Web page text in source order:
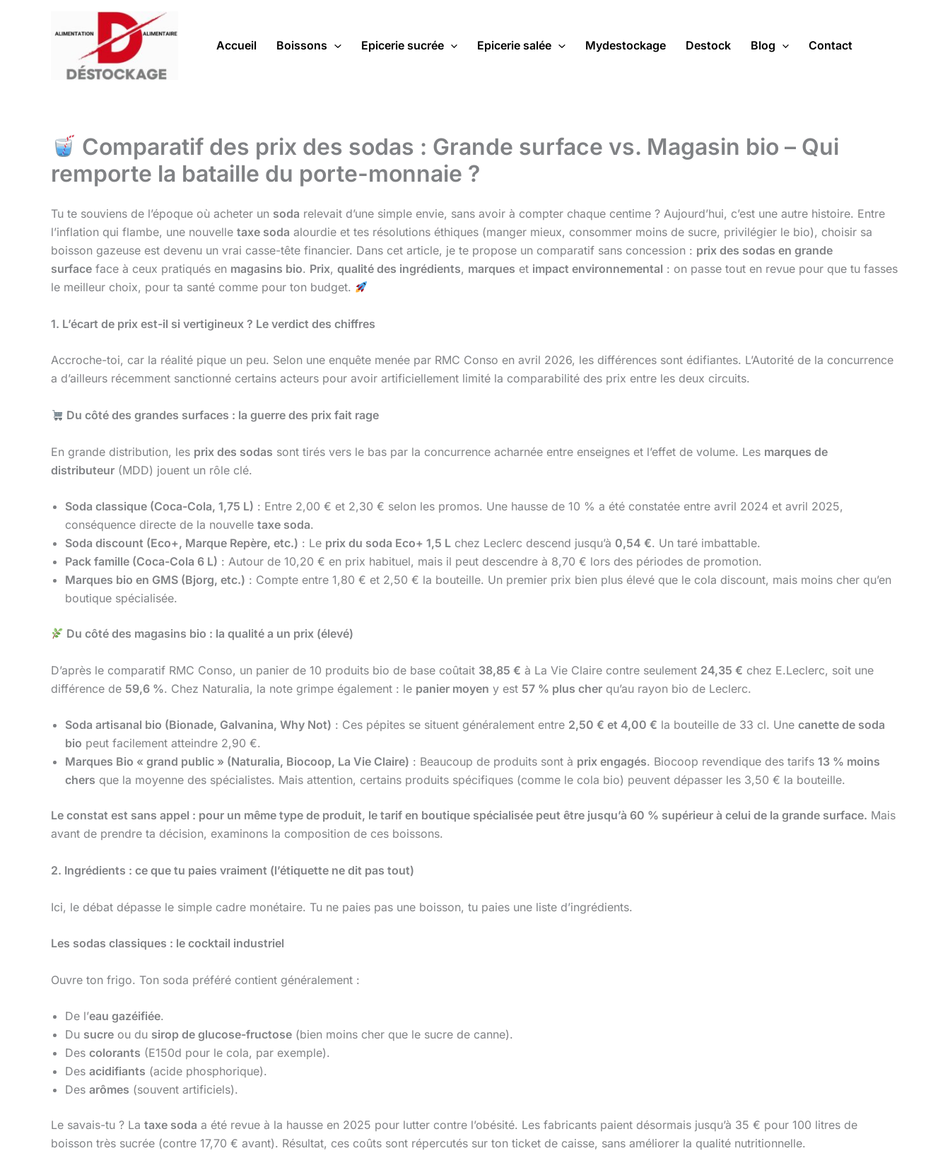
Accueil Boissons Epicerie sucrée Epicerie salée Mydestockage Destock Blog Contact
Comparatif des prix des sodas : Grande surface vs. Magasin bio – Qui
remporte la bataille du porte-monnaie ?
Tu te souviens de l’époque où acheter un soda relevait d’une simple envie, sans avoir à compter chaque centime ? Aujourd’hui, c’est une autre histoire. Entre
l’inflation qui flambe, une nouvelle taxe soda alourdie et tes résolutions éthiques (manger mieux, consommer moins de sucre, privilégier le bio), choisir sa
boisson gazeuse est devenu un vrai casse-tête financier. Dans cet article, je te propose un comparatif sans concession : prix des sodas en grande
surface face à ceux pratiqués en magasins bio. Prix, qualité des ingrédients, marques et impact environnemental : on passe tout en revue pour que tu fasses
le meilleur choix, pour ta santé comme pour ton budget.
1. L’écart de prix est-il si vertigineux ? Le verdict des chiffres
Accroche-toi, car la réalité pique un peu. Selon une enquête menée par RMC Conso en avril 2026, les différences sont édifiantes. L’Autorité de la concurrence
a d’ailleurs récemment sanctionné certains acteurs pour avoir artificiellement limité la comparabilité des prix entre les deux circuits.
Du côté des grandes surfaces : la guerre des prix fait rage
En grande distribution, les prix des sodas sont tirés vers le bas par la concurrence acharnée entre enseignes et l’effet de volume. Les marques de
distributeur (MDD) jouent un rôle clé.
Soda classique (Coca-Cola, 1,75 L) : Entre 2,00 € et 2,30 € selon les promos. Une hausse de 10 % a été constatée entre avril 2024 et avril 2025,
conséquence directe de la nouvelle taxe soda.
Soda discount (Eco+, Marque Repère, etc.) : Le prix du soda Eco+ 1,5 L chez Leclerc descend jusqu’à 0,54 €. Un taré imbattable.
Pack famille (Coca-Cola 6 L) : Autour de 10,20 € en prix habituel, mais il peut descendre à 8,70 € lors des périodes de promotion.
Marques bio en GMS (Bjorg, etc.) : Compte entre 1,80 € et 2,50 € la bouteille. Un premier prix bien plus élevé que le cola discount, mais moins cher qu’en
boutique spécialisée.
Du côté des magasins bio : la qualité a un prix (élevé)
D’après le comparatif RMC Conso, un panier de 10 produits bio de base coûtait 38,85 € à La Vie Claire contre seulement 24,35 € chez E.Leclerc, soit une
différence de 59,6 %. Chez Naturalia, la note grimpe également : le panier moyen y est 57 % plus cher qu’au rayon bio de Leclerc.
Soda artisanal bio (Bionade, Galvanina, Why Not) : Ces pépites se situent généralement entre 2,50 € et 4,00 € la bouteille de 33 cl. Une canette de soda
bio peut facilement atteindre 2,90 €.
Marques Bio « grand public » (Naturalia, Biocoop, La Vie Claire) : Beaucoup de produits sont à prix engagés. Biocoop revendique des tarifs 13 % moins
chers que la moyenne des spécialistes. Mais attention, certains produits spécifiques (comme le cola bio) peuvent dépasser les 3,50 € la bouteille.
Le constat est sans appel : pour un même type de produit, le tarif en boutique spécialisée peut être jusqu’à 60 % supérieur à celui de la grande surface. Mais
avant de prendre ta décision, examinons la composition de ces boissons.
2. Ingrédients : ce que tu paies vraiment (l’étiquette ne dit pas tout)
Ici, le débat dépasse le simple cadre monétaire. Tu ne paies pas une boisson, tu paies une liste d’ingrédients.
Les sodas classiques : le cocktail industriel
Ouvre ton frigo. Ton soda préféré contient généralement :
De l’eau gazéifiée.
Du sucre ou du sirop de glucose-fructose (bien moins cher que le sucre de canne).
Des colorants (E150d pour le cola, par exemple).
Des acidifiants (acide phosphorique).
Des arômes (souvent artificiels).
Le savais-tu ? La taxe soda a été revue à la hausse en 2025 pour lutter contre l’obésité. Les fabricants paient désormais jusqu’à 35 € pour 100 litres de
boisson très sucrée (contre 17,70 € avant). Résultat, ces coûts sont répercutés sur ton ticket de caisse, sans améliorer la qualité nutritionnelle.